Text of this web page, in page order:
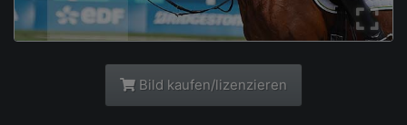
Bild kaufen/lizenzieren